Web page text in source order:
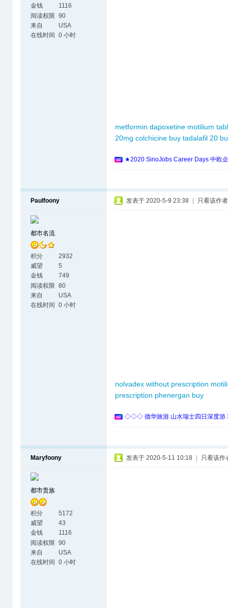
金钱
1116
阅读权限 90
来自
USA
在线时间
0 小时
metformin dapoxetine motilium
20mg colchicine buy tadalafil 20
★2020 SinoJobs Career Days 中欧
Paulfoony
都市名流
积分
2932
威望
5
金钱
749
阅读权限 80
来自
USA
在线时间
0 小时
发表于 2020-5-9 23:38 只看该作者
nolvadex without prescription
prescription phenergan buy
◇◇◇ 德华旅游 山水瑞士四日深度
Maryfoony
都市贵族
积分
5172
威望
43
金钱
1116
阅读权限 90
来自
USA
在线时间
0 小时
发表于 2020-5-11 10:18 只看该作